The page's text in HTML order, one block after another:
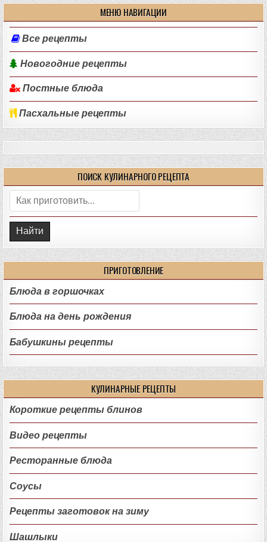
МЕНЮ НАВИГАЦИИ
Все рецепты
Новогодние рецепты
Постные блюда
Пасхальные рецепты
ПОИСК КУЛИНАРНОГО РЕЦЕПТА
Поиск:
ПРИГОТОВЛЕНИЕ
Блюда в горшочках
Блюда на день рождения
Бабушкины рецепты
КУЛИНАРНЫЕ РЕЦЕПТЫ
Короткие рецепты блинов
Видео рецепты
Ресторанные блюда
Соусы
Рецепты заготовок на зиму
Шашлыки